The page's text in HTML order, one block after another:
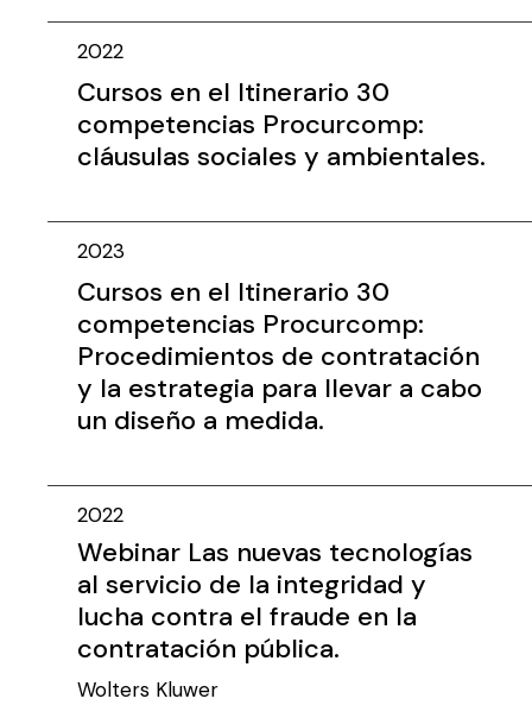
2022
Cursos en el Itinerario 30
competencias Procurcomp:
cláusulas sociales y ambientales.
2023
Cursos en el Itinerario 30
competencias Procurcomp:
Procedimientos de contratación
y la estrategia para llevar a cabo
un diseño a medida.
2022
Webinar Las nuevas tecnologías
al servicio de la integridad y
lucha contra el fraude en la
contratación pública.
Wolters Kluwer